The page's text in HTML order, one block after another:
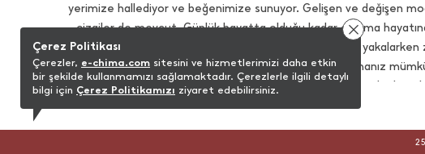
yerimize hallediyor ve beğenimize sunuyor. Gelişen ve değişen
çizgiler de mevcut. Günlük hayatta olduğu kadar çalışma
İhtiyacınız olan tüm modellerde sezonun trendlerini
sağlayacak modelleri istediğiniz renk seçenekleriyle bulmanız
elbiseleri ise çalışma hayatında olduğu kadar günlük hayatında da
şık detayları bulmak her zaman mümkün değil. Chima online
yenilikçi tasarımlarla bulabilirsiniz. echima.com giyim alanında
Çerez Politikası
Çerezler, e-chima.com sitesini ve hizmetlerimizi daha etkin
bir şekilde kullanmamızı sağlamaktadır. Çerezlerle ilgili detaylı
bilgi için Çerez Politikamızı ziyaret edebilirsiniz.